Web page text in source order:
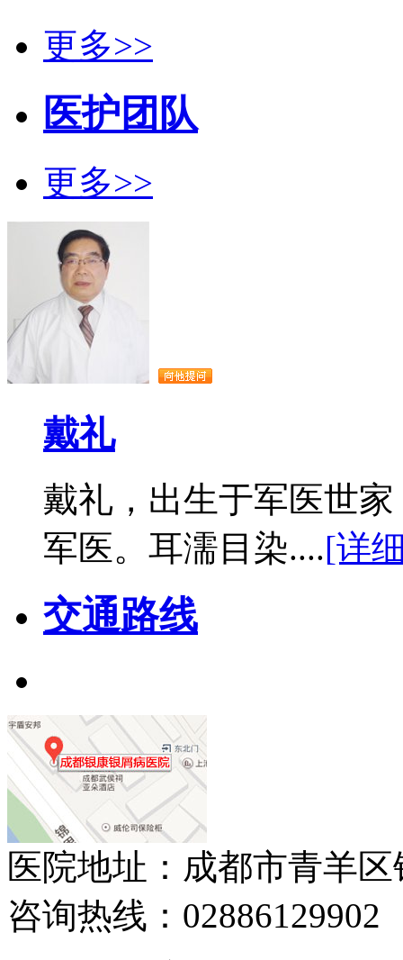
更多>>
医护团队
更多>>
戴礼
戴礼，出生于军医世
军医。耳濡目染....[详
交通路线
医院地址：成都市青羊
咨询热线：02886129902